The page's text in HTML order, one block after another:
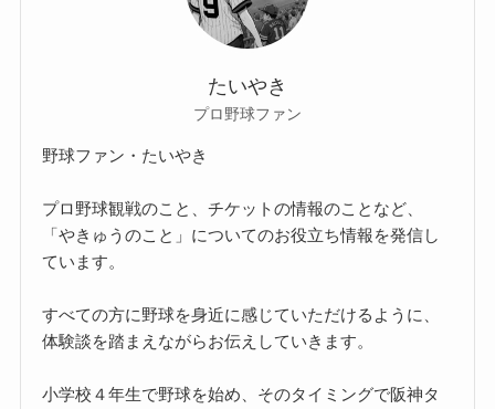
たいやき
プロ野球ファン
野球ファン・たいやき
プロ野球観戦のこと、チケットの情報のことなど、
「やきゅうのこと」についてのお役立ち情報を発信し
ています。
すべての方に野球を身近に感じていただけるように、
体験談を踏まえながらお伝えしていきます。
小学校４年生で野球を始め、そのタイミングで阪神タ